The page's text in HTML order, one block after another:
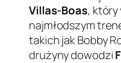
Villas-Boas, który
najmłodszym
takich jak Bobby
drużyny dowodzi